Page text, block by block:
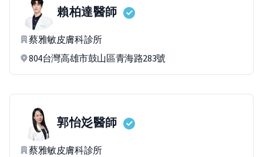
賴柏達醫師
蔡雅敏皮膚科診所
804台灣高雄市鼓山區青海路283號
郭怡彣醫師
蔡雅敏皮膚科診所